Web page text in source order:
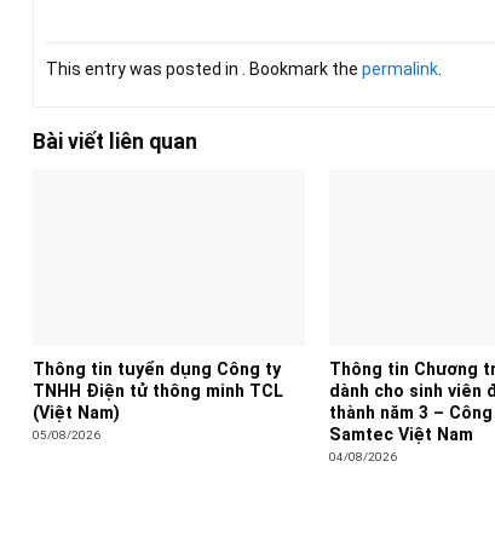
This entry was posted in . Bookmark the permalink
Bài viết liên quan
Thông tin tuyển dụng Công ty
TNHH Điện tử thông minh TCL
(Việt Nam)
05/08/2026
Thông tin Chương
dành cho sinh viên
thành năm 3 – Công
Samtec Việt Nam
04/08/2026